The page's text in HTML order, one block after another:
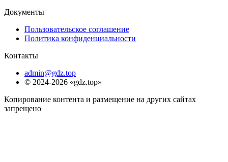
Документы
Пользовательское соглашение
Политика конфиденциальности
Контакты
admin@gdz.top
© 2024-2026 «gdz.top»
Копирование контента и размещение на других сайтах
запрещено